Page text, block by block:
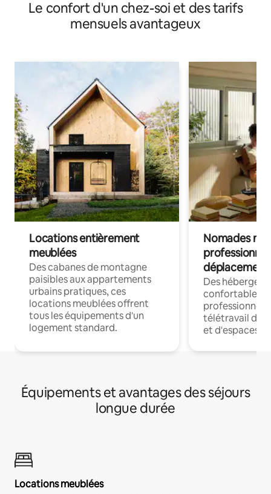
Le confort d'un chez-soi et des tarifs
mensuels avantageux
Locations entièrement
meublées
Des cabanes de montagne
paisibles aux appartements
urbains pratiques, ces
locations meublées offrent
tous les équipements d'un
logement standard.
Nomades
déplacement
Des
confortables
professionnels
télétravail
et d'espaces
Équipements et avantages des séjours
longue durée
Locations meublées